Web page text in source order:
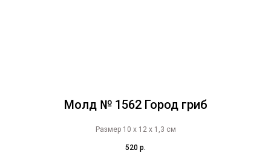
Молд № 1562 Город гриб
Размер 10 х 12 х 1,3 см
520 р.